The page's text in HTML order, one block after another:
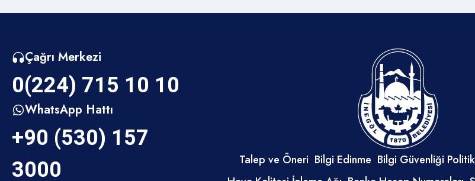
Sungurpaşa Mahallesi
Sultaniye Mahallesi
Sulhiye Mahallesi
Sayılarla İnegöl
Kamu Kurumları
İnegölde Gezilecek Yerler
Çağrı Merkezi
0(224) 715 10 10
WhatsApp Hattı
+90 (530) 157
3000
Talep ve Öneri Bilgi Edinme Bilgi Güvenliği